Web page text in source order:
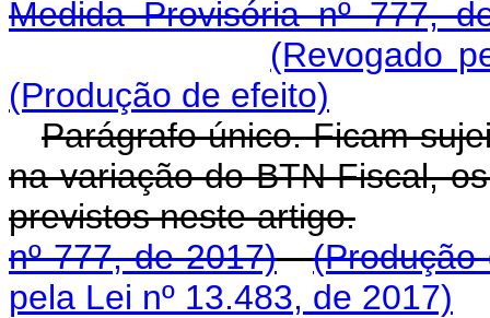
Medida Provisória nº 777,
(Revogado
(Produção de efeito)
Parágrafo único. Ficam
na variação do BTN Fiscal,
previstos neste artigo.
nº 777, de 2017)
(Produção
pela Lei nº 13.483, de 2017)